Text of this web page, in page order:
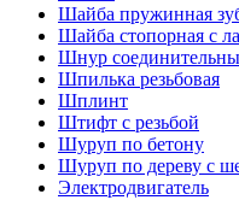
Шайба пружинная
Шайба стопорная с
Шнур
Шпилька резьбовая
Шплинт
Штифт с резьбой
Шуруп по бетону
Шуруп по дереву с
Электродвигатель